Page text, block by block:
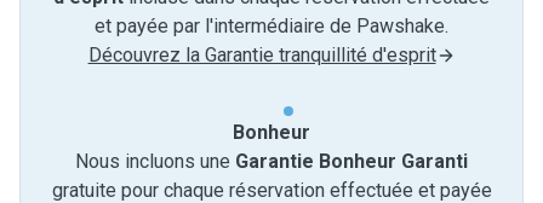
et payée par l'intermédiaire de Pawshake.
Découvrez la Garantie tranquillité d'esprit
Bonheur
Nous incluons une Garantie Bonheur Garanti
gratuite pour chaque réservation effectuée et payée